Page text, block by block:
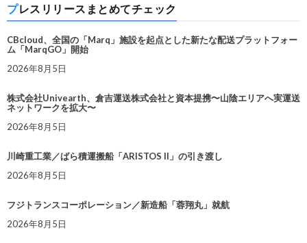
プレスリリースまとめてチェック
CBcloud、全国の「Marq」施設を起点とした新たな配送プラットフォー
ム「MarqGO」開始
2026年8月5日
株式会社Univearth、倉吉運送株式会社と資本提携〜山陰エリアへ実運送
ネットワークを拡大〜
2026年8月5日
川崎重工業／ばら積運搬船「ARISTOS II」の引き渡し
2026年8月5日
フジトランスコーポレーション／新造船「蓉翔丸」就航
2026年8月5日